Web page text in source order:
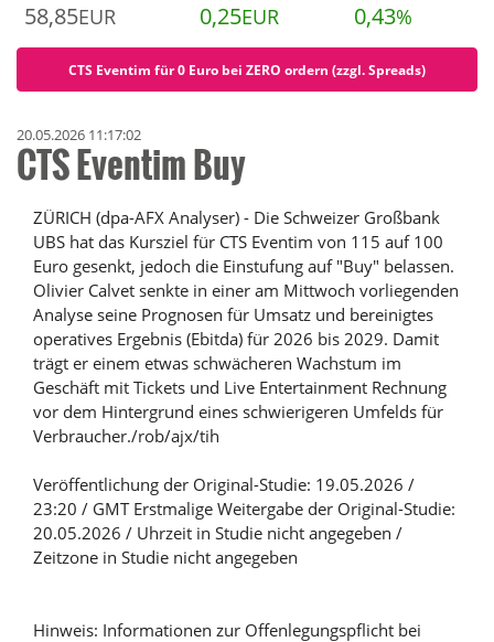
58,85EUR 0,25EUR 0,43%
CTS Eventim für 0 Euro bei ZERO ordern (zzgl. Spreads)
20.05.2026 11:17:02
CTS Eventim Buy
ZÜRICH (dpa-AFX Analyser) - Die Schweizer Großbank
UBS hat das Kursziel für CTS Eventim von 115 auf 100
Euro gesenkt, jedoch die Einstufung auf "Buy" belassen.
Olivier Calvet senkte in einer am Mittwoch vorliegenden
Analyse seine Prognosen für Umsatz und bereinigtes
operatives Ergebnis (Ebitda) für 2026 bis 2029. Damit
trägt er einem etwas schwächeren Wachstum im
Geschäft mit Tickets und Live Entertainment Rechnung
vor dem Hintergrund eines schwierigeren Umfelds für
Verbraucher./rob/ajx/tih
Veröffentlichung der Original-Studie: 19.05.2026 /
23:20 / GMT Erstmalige Weitergabe der Original-Studie:
20.05.2026 / Uhrzeit in Studie nicht angegeben /
Zeitzone in Studie nicht angegeben
Hinweis: Informationen zur Offenlegungspflicht bei